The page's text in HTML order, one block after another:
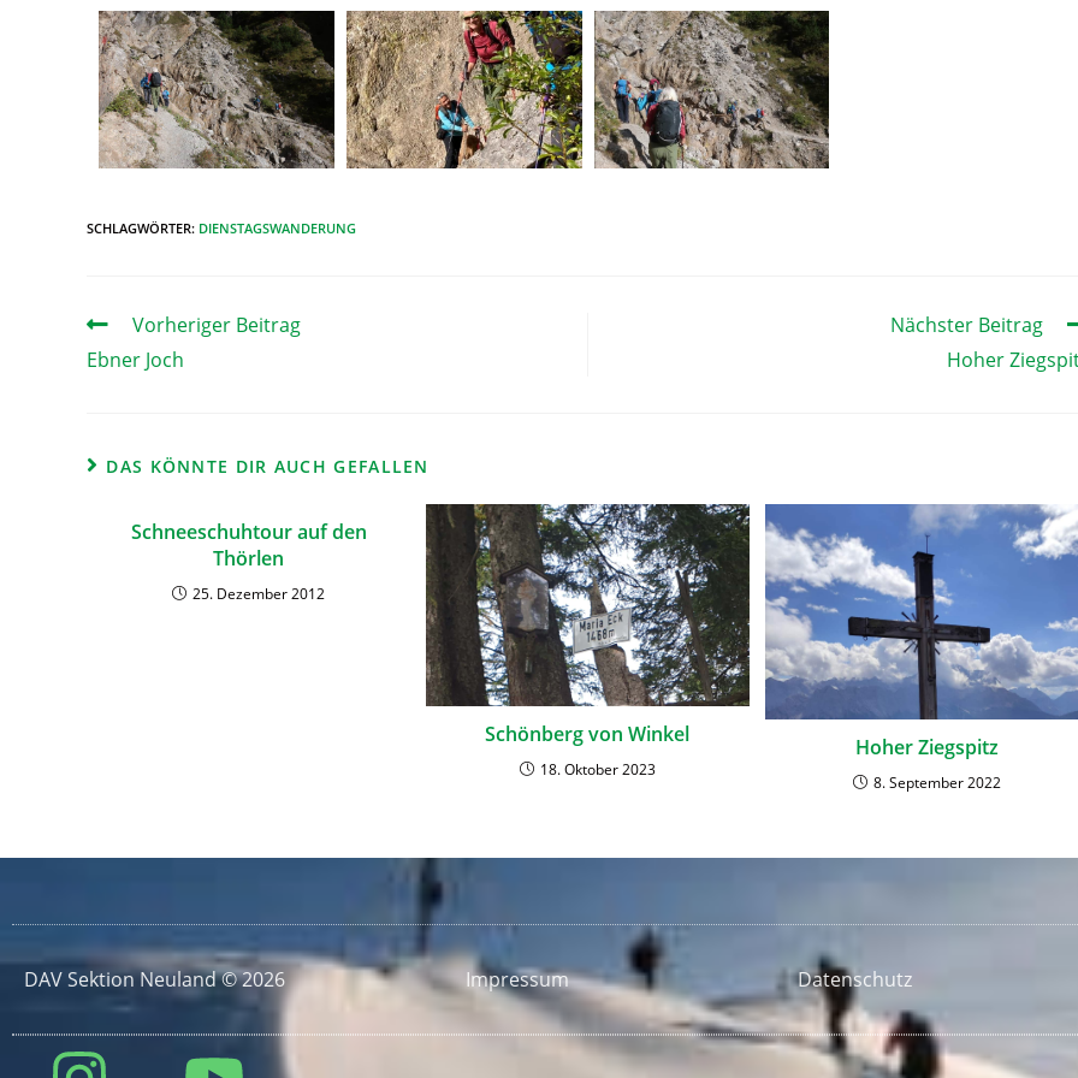
SCHLAGWÖRTER: DIENSTAGSWANDERUNG
Vorheriger Beitrag
Ebner Joch
Nächster Beitrag
Hoher
DAS KÖNNTE DIR AUCH GEFALLEN
Schneeschuhtour auf den
Thörlen
25. Dezember 2012
Schönberg von Winkel
18. Oktober 2023
Hoher Ziegspitz
8. September 2022
DAV Sektion Neuland © 2026 Impressum Datenschutz